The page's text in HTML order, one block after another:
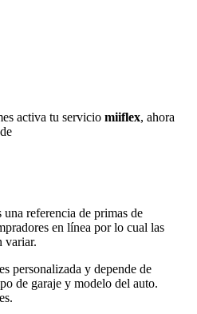
activa tu servicio miiflex, ahora
referencia de primas de
en línea por lo cual las
variar.
personalizada y depende de
de garaje y modelo del auto.